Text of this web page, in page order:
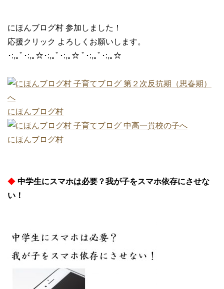
にほんブログ村 参加しました！
応援クリック よろしくお願いします。
･:,｡ﾟ･:,｡☆･:,｡ﾟ･:,｡☆ ﾟ･:,｡ﾟ･:,｡☆
にほんブログ村
にほんブログ村
◆ 中学生にスマホは必要？我が子をスマホ依存にさせな
い！